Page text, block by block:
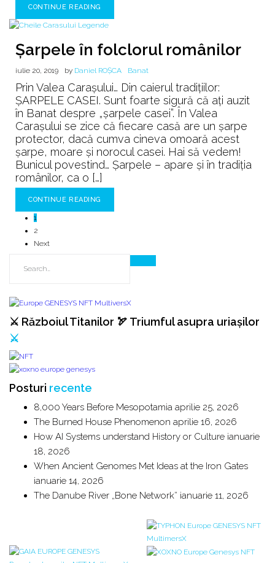
CONTINUE READING
Şarpele în folclorul românilor
iulie 20, 2019 by Daniel ROȘCA Banat
Prin Valea Carașului… Din caierul tradițiilor:
ȘARPELE CASEI. Sunt foarte sigură că ați auzit
în Banat despre „șarpele casei”. În Valea
Carașului se zice că fiecare casă are un șarpe
protector, dacă cumva cineva omoară acest
șarpe, moare și norocul casei. Hai să vedem!
Bunicul povestind… Șarpele – apare şi în tradiţia
românilor, ca o […]
CONTINUE READING
1
2
Next
⚔️ Războiul Titanilor 🏹 Triumful asupra uriașilor
⚔️
Posturi recente
8,000 Years Before Mesopotamia aprilie 25, 2026
The Burned House Phenomenon aprilie 16, 2026
How AI Systems understand History or Culture ianuarie
18, 2026
When Ancient Genomes Met Ideas at the Iron Gates
ianuarie 14, 2026
The Danube River „Bone Network” ianuarie 11, 2026